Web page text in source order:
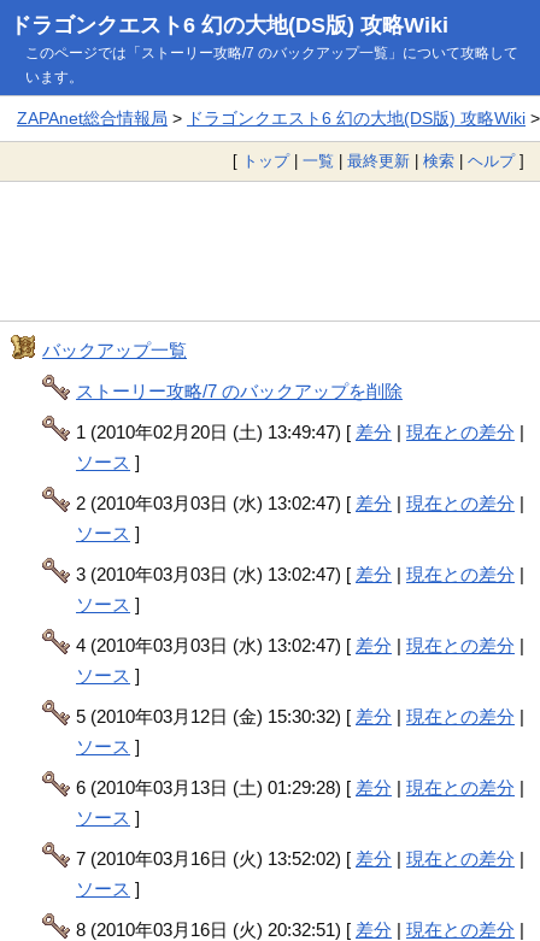
ドラゴンクエスト6 幻の大地(DS版) 攻略Wiki
このページでは「ストーリー攻略/7 のバックアップ一覧」について攻略して
います。
ZAPAnet総合情報局 > ドラゴンクエスト6 幻の大地(DS版) 攻略Wiki>
[ トップ| 一覧 | 最終更新 | 検索 | ヘルプ]
バックアップ一覧
ストーリー攻略/7 のバックアップを削除
1 (2010年02月20日 (土) 13:49:47) [ 差分 |現在との差分 |
ソース ]
2 (2010年03月03日 (水) 13:02:47) [ 差分 |現在との差分 |
ソース ]
3 (2010年03月03日 (水) 13:02:47) [ 差分 |現在との差分 |
ソース ]
4 (2010年03月03日 (水) 13:02:47) [ 差分 |現在との差分 |
ソース ]
5 (2010年03月12日 (金) 15:30:32) [ 差分 |現在との差分 |
ソース ]
6 (2010年03月13日 (土) 01:29:28) [ 差分 |現在との差分 |
ソース ]
7 (2010年03月16日 (火) 13:52:02) [ 差分 |現在との差分 |
ソース ]
8 (2010年03月16日 (火) 20:32:51) [ 差分 |現在との差分 |